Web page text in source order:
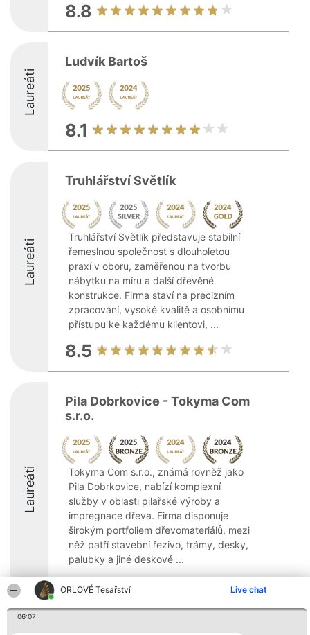
ORLOVÉ Tesařství Live chat
06:07
8.8
Laureáti
Ludvík Bartoš
8.1
Laureáti
Truhlářství Světlík
Truhlářství Světlík představuje stabilní
řemeslnou společnost s dlouholetou
praxí v oboru, zaměřenou na tvorbu
nábytku na míru a další dřevěné
konstrukce. Firma staví na precizním
zpracování, vysoké kvalitě a osobnímu
přístupu ke každému klientovi, ...
8.5
Laureáti
Pila Dobrkovice - Tokyma Com
s.r.o.
Tokyma Com s.r.o., známá rovněž jako
Pila Dobrkovice, nabízí komplexní
služby v oblasti pilařské výroby a
impregnace dřeva. Firma disponuje
širokým portfoliem dřevomateriálů, mezi
něž patří stavební řezivo, trámy, desky,
palubky a jiné deskové ...
8.4